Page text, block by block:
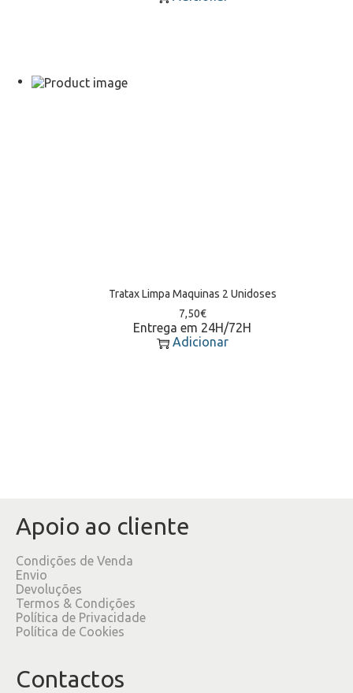
Tratax Limpa Maquinas 2 Unidoses
7,50€
Entrega em 24H/72H
Adicionar
Apoio ao cliente
Condições de Venda
Envio
Devoluções
Termos & Condições
Política de Privacidade
Política de Cookies
Contactos